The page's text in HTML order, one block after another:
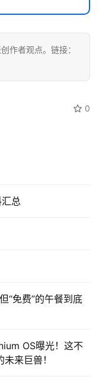
作者观点。链接：
0
总
“免费”的午餐到底
OS曝光！这不
来巨兽！